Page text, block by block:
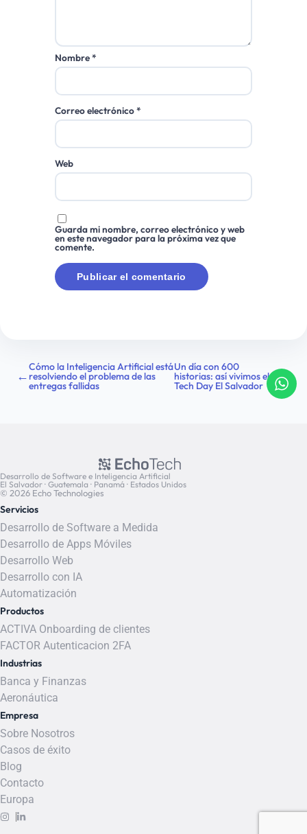
Nombre*
Correo electrónico*
Web
Guarda mi nombre, correo electrónico y web
en este navegador para la próxima vez que
comente.
←
Cómo la Inteligencia Artificial está
resolviendo el problema de las
entregas fallidas
Un día con 600
historias: así vivimos el
Tech Day El Salvador
→
Desarrollo de Software e Inteligencia Artificial
El Salvador · Guatemala · Panamá · Estados Unidos
© 2026 Echo Technologies
Servicios
Desarrollo de Software a Medida
Desarrollo de Apps Móviles
Desarrollo Web
Desarrollo con IA
Automatización
Productos
ACTIVA Onboarding de clientes
FACTOR Autenticacion 2FA
Industrias
Banca y Finanzas
Aeronáutica
Empresa
Sobre Nosotros
Casos de éxito
Blog
Contacto
Europa